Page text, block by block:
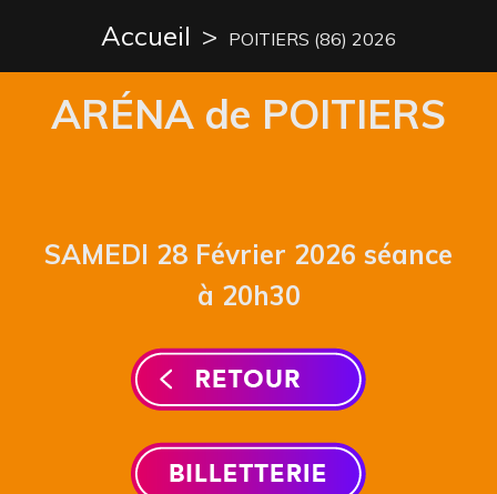
Accueil > POITIERS (86) 2026
ARÉNA de POITIERS
SAMEDI 28 Février 2026 séance
à 20h30